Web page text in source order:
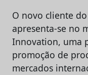
O novo cliente
apresenta-se no
Innovation, uma
promoção de
mercados